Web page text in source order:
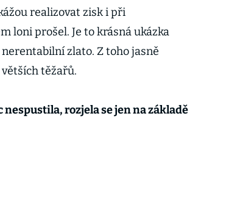
realizovat zisk i při
loni prošel. Je to krásná ukázka
zlato. Z toho jasně
těžařů.
nespustila, rozjela se jen na základě